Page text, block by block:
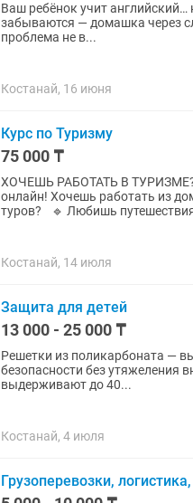
Ваш ребёнок учит английский… но всё ещё
забываются — домашка через слёзы — и постоянное «не хочу» Знакомо? Тогда давайте честно:
проблема не в...
Костанай, 16 июня
Курс по Туризму
75 000 ₸
ХОЧЕШЬ РАБОТАТЬ В ТУРИЗМЕ?
онлайн! Хочешь работать из дома? 🔹 Мечтаешь о свободном графике и доходе от продаж
туров? 🔹 Любишь
Костанай, 14 июля
Защита для детей
13 000 - 25 000 ₸
Решетки из поликарбоната —
безопасности без утяжеления внешнего вида. 🔹 Решетки из
выдерживают до 40...
Костанай, 4 июля
Грузоперевозки,